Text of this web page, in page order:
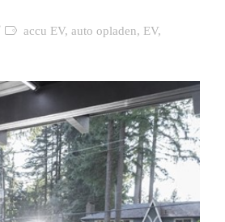
accu EV, auto opladen, EV,